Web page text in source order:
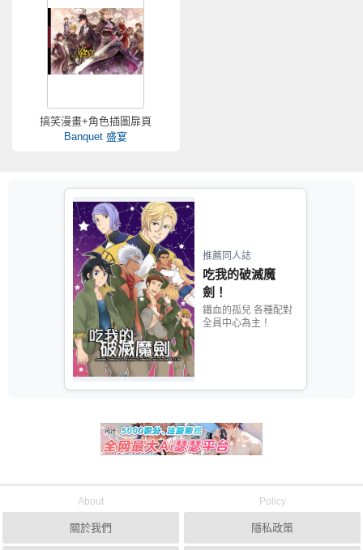
搞笑漫畫+角色插圖扉頁
Banquet 盛宴
推薦同人誌
吃我的破滅魔
劍！
鐵血的孤兒 各種配對
全員中心為主！
About
關於我們
Policy
隱私政策